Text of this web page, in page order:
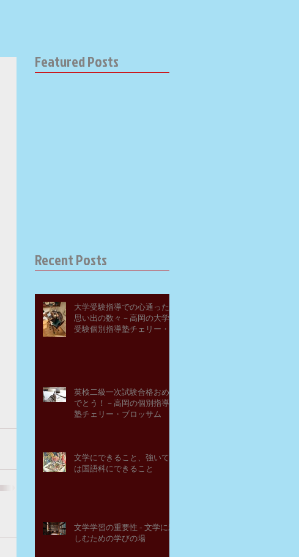
Featured Posts
Recent Posts
大学受験指導での心通った
思い出の数々－高岡の大学
受験個別指導塾チェリー・
英検二級一次試験合格おめ
でとう！－高岡の個別指導
塾チェリー・ブロッサム
文学にできること、強いて
は国語科にできること
文学学習の重要性 - 文学に親
しむための学びの場